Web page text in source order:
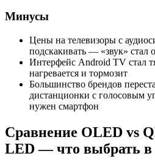
Минусы
Цены на телевизоры с
подскакивать — «звук» стал
Интерфейс Android TV стал
нагревается и тормозит
Большинство брендов
дистанционки с голосовым
нужен смартфон
Сравнение OLED vs
LED — что выбрать в